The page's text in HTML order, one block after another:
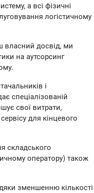
а всі фізичні
логістичному
власний досвід, ми
на аутсорсинг
і
спеціалізованій
свої витрати,
для кінцевого
складського
оператору) також
зменшенню кількості